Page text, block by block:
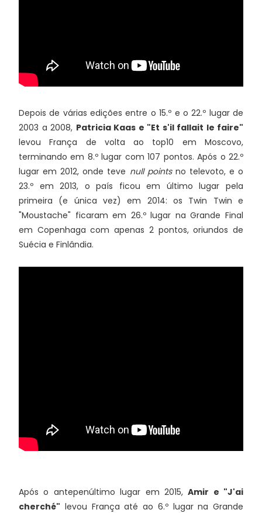
Depois de várias edições entre o 15.º e o 22.º lugar de
2003 a 2008, Patricia Kaas e "Et s'il fallait le faire"
levou França de volta ao top10 em Moscovo,
terminando em 8.º lugar com 107 pontos. Após o 22.º
lugar em 2012, onde teve null pointsno televoto, e o
23.º em 2013, o país ficou em último lugar pela
primeira (e única vez) em 2014: os Twin Twin e
"Moustache" ficaram em 26.º lugar na Grande Final
em Copenhaga com apenas 2 pontos, oriundos de
Suécia e Finlândia.
Após o antepenúltimo lugar em 2015,Amir e "J'ai
cherché" levou França até ao 6.º lugar na Grande